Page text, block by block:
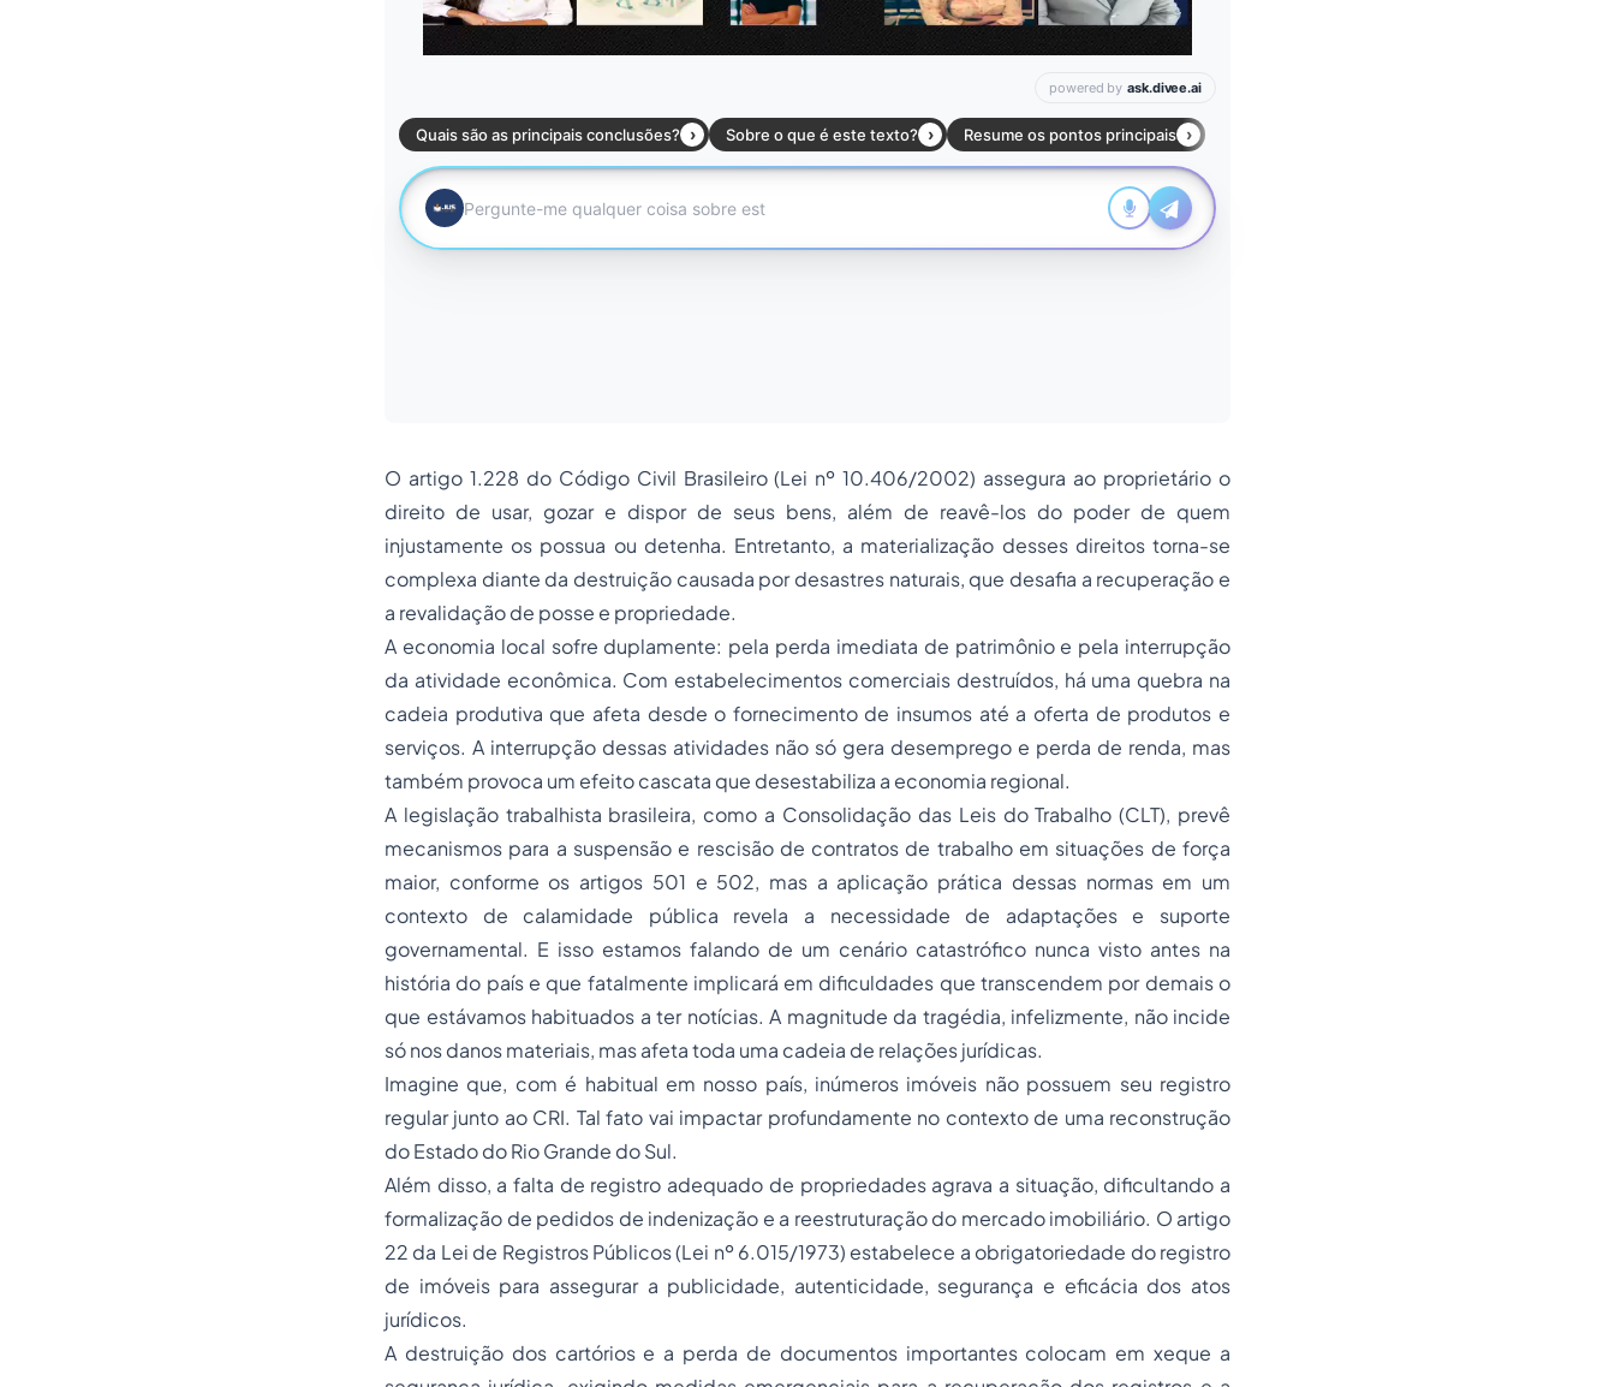
O artigo 1.228 do Código Civil Brasileiro (Lei nº 10.406/2002) assegura ao proprietário o
direito de usar, gozar e dispor de seus bens, além de reavê-los do poder de quem
injustamente os possua ou detenha. Entretanto, a materialização desses direitos torna-se
complexa diante da destruição causada por desastres naturais, que desafia a recuperação e
a revalidação de posse e propriedade.
A economia local sofre duplamente: pela perda imediata de patrimônio e pela interrupção
da atividade econômica. Com estabelecimentos comerciais destruídos, há uma quebra na
cadeia produtiva que afeta desde o fornecimento de insumos até a oferta de produtos e
serviços. A interrupção dessas atividades não só gera desemprego e perda de renda, mas
também provoca um efeito cascata que desestabiliza a economia regional.
A legislação trabalhista brasileira, como a Consolidação das Leis do Trabalho (CLT), prevê
mecanismos para a suspensão e rescisão de contratos de trabalho em situações de força
maior, conforme os artigos 501 e 502, mas a aplicação prática dessas normas em um
contexto de calamidade pública revela a necessidade de adaptações e suporte
governamental. E isso estamos falando de um cenário catastrófico nunca visto antes na
história do país e que fatalmente implicará em dificuldades que transcendem por demais o
que estávamos habituados a ter notícias. A magnitude da tragédia, infelizmente, não incide
só nos danos materiais, mas afeta toda uma cadeia de relações jurídicas.
Imagine que, com é habitual em nosso país, inúmeros imóveis não possuem seu registro
regular junto ao CRI. Tal fato vai impactar profundamente no contexto de uma reconstrução
do Estado do Rio Grande do Sul.
Além disso, a falta de registro adequado de propriedades agrava a situação, dificultando a
formalização de pedidos de indenização e a reestruturação do mercado imobiliário. O artigo
22 da Lei de Registros Públicos (Lei nº 6.015/1973) estabelece a obrigatoriedade do registro
de imóveis para assegurar a publicidade, autenticidade, segurança e eficácia dos atos
jurídicos.
A destruição dos cartórios e a perda de documentos importantes colocam em xeque a